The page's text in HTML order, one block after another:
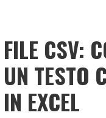
FILE CSV:
UN TESTO
IN EXCEL